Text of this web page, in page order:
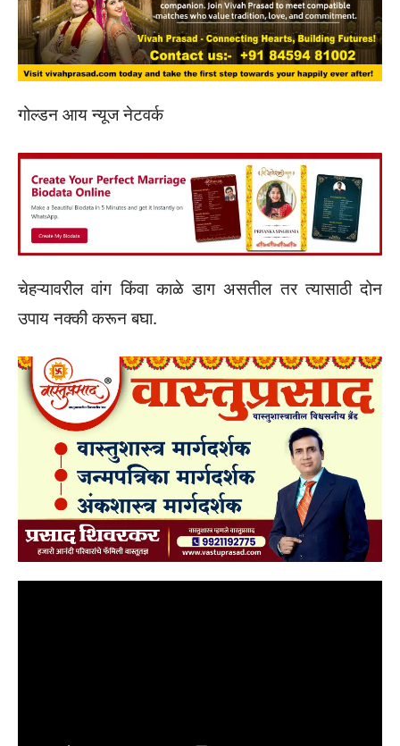
गोल्डन आय न्यूज नेटवर्क
चेहऱ्यावरील वांग किंवा काळे डाग असतील तर त्यासाठी दोन
उपाय नक्की करून बघा.